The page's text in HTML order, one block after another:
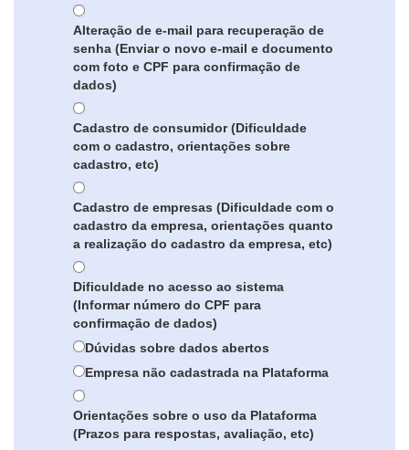
Alteração de e-mail para recuperação de
senha (Enviar o novo e-mail e documento
com foto e CPF para confirmação de
dados)
Cadastro de consumidor (Dificuldade
com o cadastro, orientações sobre
cadastro, etc)
Cadastro de empresas (Dificuldade com o
cadastro da empresa, orientações quanto
a realização do cadastro da empresa, etc)
Dificuldade no acesso ao sistema
(Informar número do CPF para
confirmação de dados)
Dúvidas sobre dados abertos
Empresa não cadastrada na Plataforma
Orientações sobre o uso da Plataforma
(Prazos para respostas, avaliação, etc)